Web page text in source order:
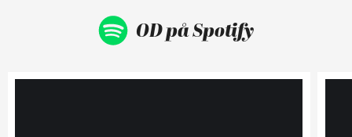
OD på Spotify